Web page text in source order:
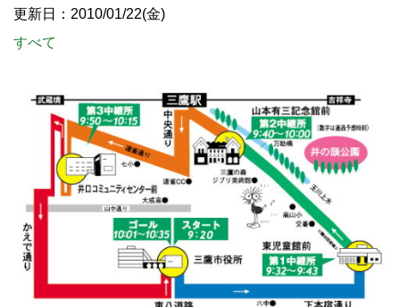
更新日：2010/01/22(金)
すべて